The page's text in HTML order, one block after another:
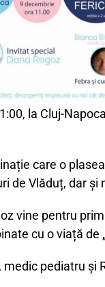
la Cluj-
care o
Vlăduț, dar
vine pentru
cu o viață de
pediatru